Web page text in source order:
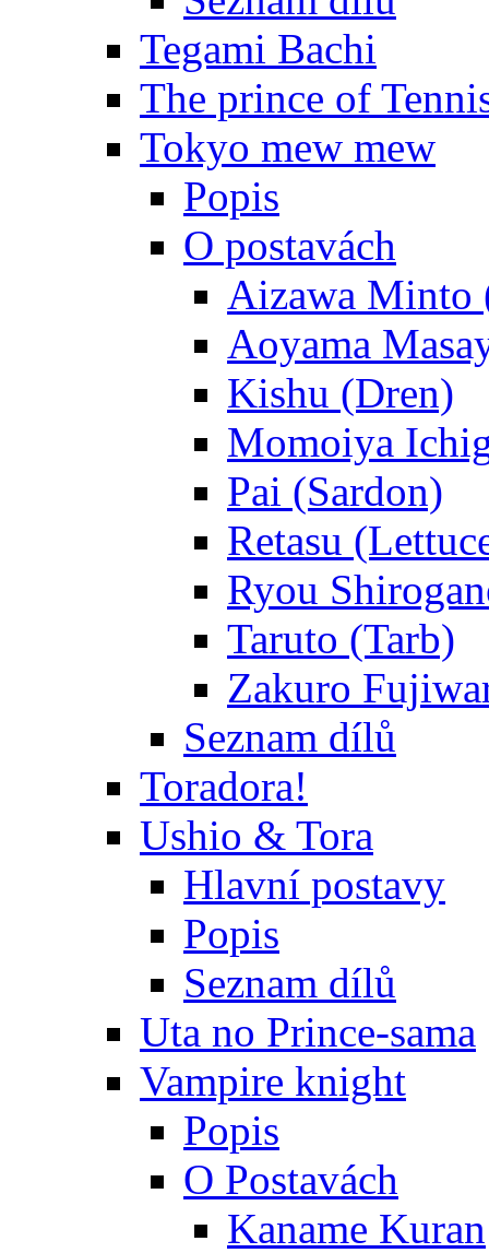
Tegami Bachi
The prince of
Tokyo mew mew
Popis
O postavách
Aizawa Minto
Aoyama
Kishu (Dren)
Momoiya
Pai (Sardon)
Retasu
Ryou
Taruto (Tarb)
Zakuro
Seznam dílů
Toradora!
Ushio & Tora
Hlavní postavy
Popis
Seznam dílů
Uta no Prince-sama
Vampire knight
Popis
O Postavách
Kaname Kuran